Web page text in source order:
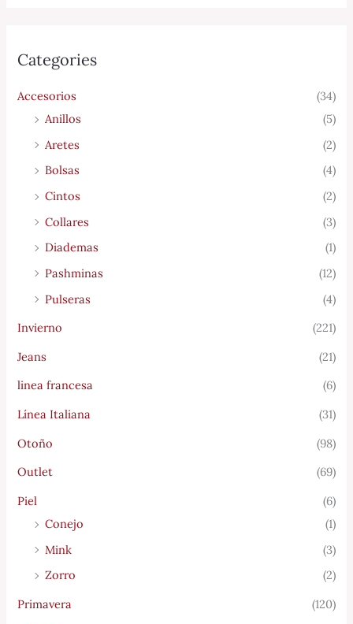
Categories
Accesorios
(34)
Anillos
(5)
Aretes
(2)
Bolsas
(4)
Cintos
(2)
Collares
(3)
Diademas
(1)
Pashminas
(12)
Pulseras
(4)
Invierno
(221)
Jeans
(21)
linea francesa
(6)
Línea Italiana
(31)
Otoño
(98)
Outlet
(69)
Piel
(6)
Conejo
(1)
Mink
(3)
Zorro
(2)
Primavera
(120)